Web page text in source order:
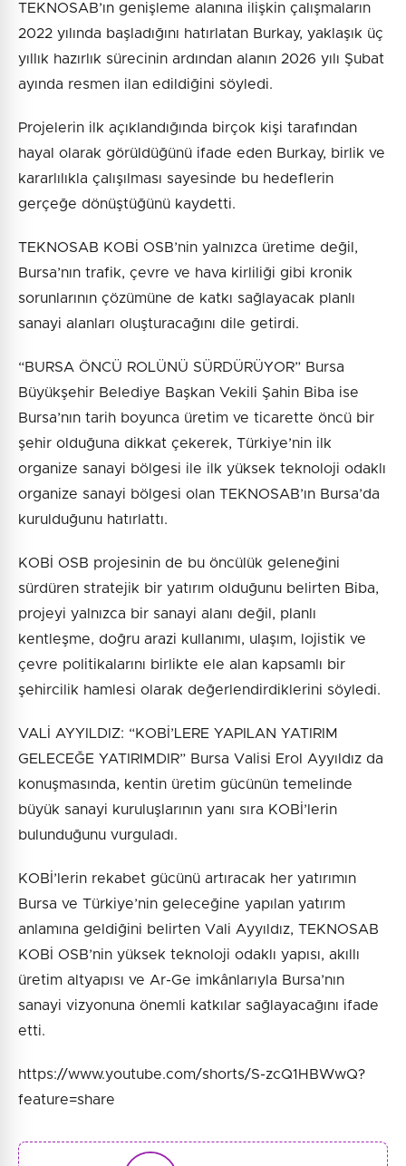
TEKNOSAB’ın genişleme alanına ilişkin çalışmaların
2022 yılında başladığını hatırlatan Burkay, yaklaşık üç
yıllık hazırlık sürecinin ardından alanın 2026 yılı Şubat
ayında resmen ilan edildiğini söyledi.
Projelerin ilk açıklandığında birçok kişi tarafından
hayal olarak görüldüğünü ifade eden Burkay, birlik ve
kararlılıkla çalışılması sayesinde bu hedeflerin
gerçeğe dönüştüğünü kaydetti.
TEKNOSAB KOBİ OSB’nin yalnızca üretime değil,
Bursa’nın trafik, çevre ve hava kirliliği gibi kronik
sorunlarının çözümüne de katkı sağlayacak planlı
sanayi alanları oluşturacağını dile getirdi.
“BURSA ÖNCÜ ROLÜNÜ SÜRDÜRÜYOR” Bursa
Büyükşehir Belediye Başkan Vekili Şahin Biba ise
Bursa’nın tarih boyunca üretim ve ticarette öncü bir
şehir olduğuna dikkat çekerek, Türkiye’nin ilk
organize sanayi bölgesi ile ilk yüksek teknoloji odaklı
organize sanayi bölgesi olan TEKNOSAB’ın Bursa’da
kurulduğunu hatırlattı.
KOBİ OSB projesinin de bu öncülük geleneğini
sürdüren stratejik bir yatırım olduğunu belirten Biba,
projeyi yalnızca bir sanayi alanı değil, planlı
kentleşme, doğru arazi kullanımı, ulaşım, lojistik ve
çevre politikalarını birlikte ele alan kapsamlı bir
şehircilik hamlesi olarak değerlendirdiklerini söyledi.
VALİ AYYILDIZ: “KOBİ’LERE YAPILAN YATIRIM
GELECEĞE YATIRIMDIR” Bursa Valisi Erol Ayyıldız da
konuşmasında, kentin üretim gücünün temelinde
büyük sanayi kuruluşlarının yanı sıra KOBİ’lerin
bulunduğunu vurguladı.
KOBİ’lerin rekabet gücünü artıracak her yatırımın
Bursa ve Türkiye’nin geleceğine yapılan yatırım
anlamına geldiğini belirten Vali Ayyıldız, TEKNOSAB
KOBİ OSB’nin yüksek teknoloji odaklı yapısı, akıllı
üretim altyapısı ve Ar-Ge imkânlarıyla Bursa’nın
sanayi vizyonuna önemli katkılar sağlayacağını ifade
etti.
https://www.youtube.com/shorts/S-zcQ1HBWwQ?
feature=share